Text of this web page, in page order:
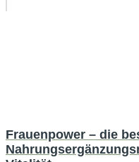
Frauenpower – die